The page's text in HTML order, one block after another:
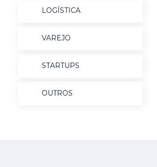
LOGÍSTICA
VAREJO
STARTUPS
OUTROS